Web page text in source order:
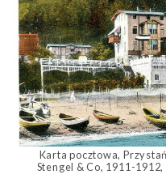
Karta pocztowa,
Stengel & Co, 1911-